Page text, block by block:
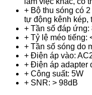
+ Bộ thu sóng có
tự động kênh kép,
+ Tần số đáp ứng:
+ Tỷ lệ méo tiếng:
+ Tần số sóng do
+ Điện áp vào:
+ Điện áp adapter
+ Công suất: 5W
+ SNR: > 98dB